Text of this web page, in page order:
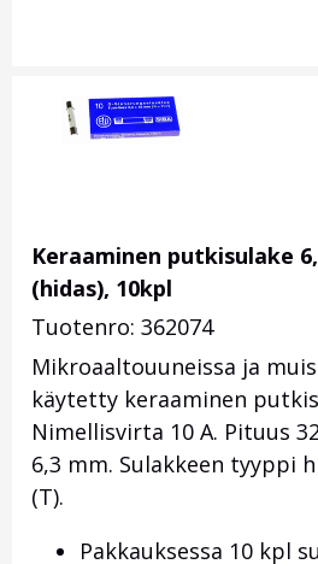
Keraaminen putkisulake
(hidas), 10kpl
Tuotenro: 362074
Mikroaaltouuneissa ja
käytetty keraaminen
Nimellisvirta 10 A. Pituus
6,3 mm. Sulakkeen tyyppi
(T).
Pakkauksessa 10 kpl